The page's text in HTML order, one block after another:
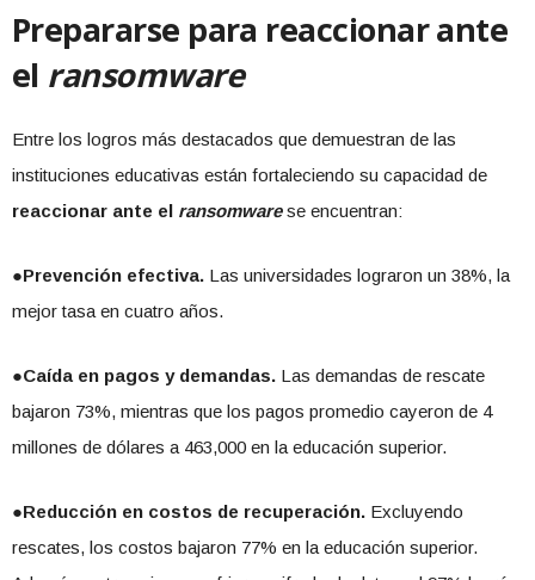
Prepararse para reaccionar ante
el ransomware
Entre los logros más destacados que demuestran de las
instituciones educativas están fortaleciendo su capacidad de
reaccionar ante el ransomwarese encuentran:
●Prevención efectiva. Las universidades lograron un 38%, la
mejor tasa en cuatro años.
●Caída en pagos y demandas. Las demandas de rescate
bajaron 73%, mientras que los pagos promedio cayeron de 4
millones de dólares a 463,000 en la educación superior.
●Reducción en costos de recuperación. Excluyendo
rescates, los costos bajaron 77% en la educación superior.